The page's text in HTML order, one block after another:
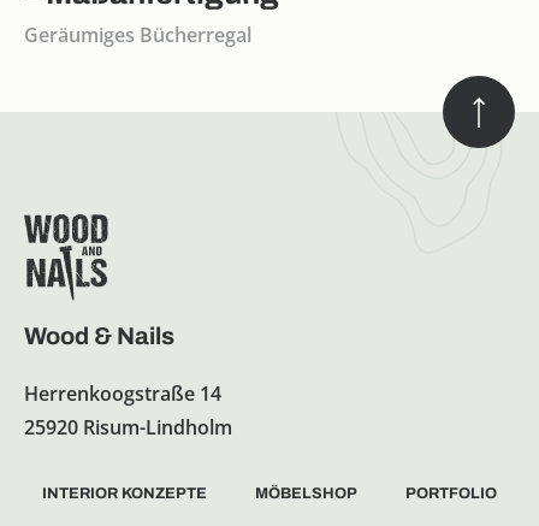
Geräumiges Bücherregal
Wood & Nails
Herrenkoogstraße 14
25920 Risum-Lindholm
INTERIOR KONZEPTE MÖBELSHOP PORTFOLIO